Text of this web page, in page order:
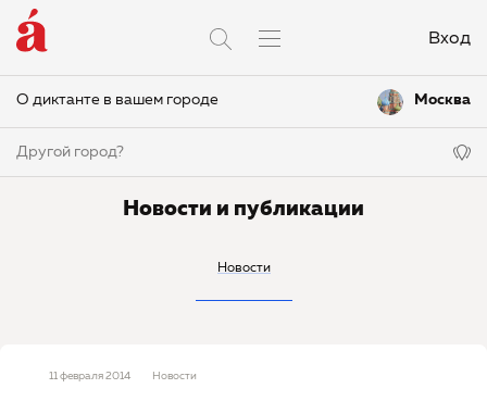
Вход
О диктанте в вашем городе Москва
Другой город?
Новости и публикации
Новости
11 февраля 2014 Новости